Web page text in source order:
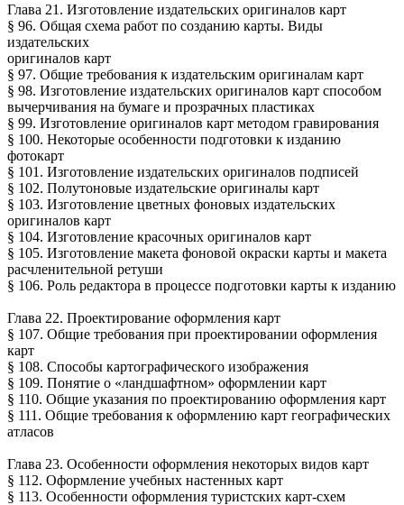
Глава 21. Изготовление издательских оригиналов карт
§ 96. Общая схема работ по созданию карты. Виды
издательских
оригиналов карт
§ 97. Общие требования к издательским оригиналам карт
§ 98. Изготовление издательских оригиналов карт способом
вычерчивания на бумаге и прозрачных пластиках
§ 99. Изготовление оригиналов карт методом гравирования
§ 100. Некоторые особенности подготовки к изданию
фотокарт
§ 101. Изготовление издательских оригиналов подписей
§ 102. Полутоновые издательские оригиналы карт
§ 103. Изготовление цветных фоновых издательских
оригиналов карт
§ 104. Изготовление красочных оригиналов карт
§ 105. Изготовление макета фоновой окраски карты и макета
расчленительной ретуши
§ 106. Роль редактора в процессе подготовки карты к изданию
Глава 22. Проектирование оформления карт
§ 107. Общие требования при проектировании оформления
карт
§ 108. Способы картографического изображения
§ 109. Понятие о «ландшафтном» оформлении карт
§ 110. Общие указания по проектированию оформления карт
§ 111. Общие требования к оформлению карт географических
атласов
Глава 23. Особенности оформления некоторых видов карт
§ 112. Оформление учебных настенных карт
§ 113. Особенности оформления туристских карт-схем